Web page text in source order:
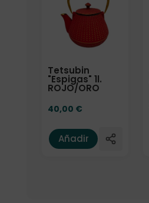
Tetsubin
"Espigas" 1l.
ROJO/ORO
40,00 €
Añadir